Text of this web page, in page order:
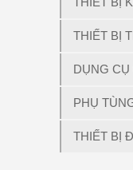
THIẾT BỊ
DỤNG CỤ
PHỤ
THIẾT BỊ